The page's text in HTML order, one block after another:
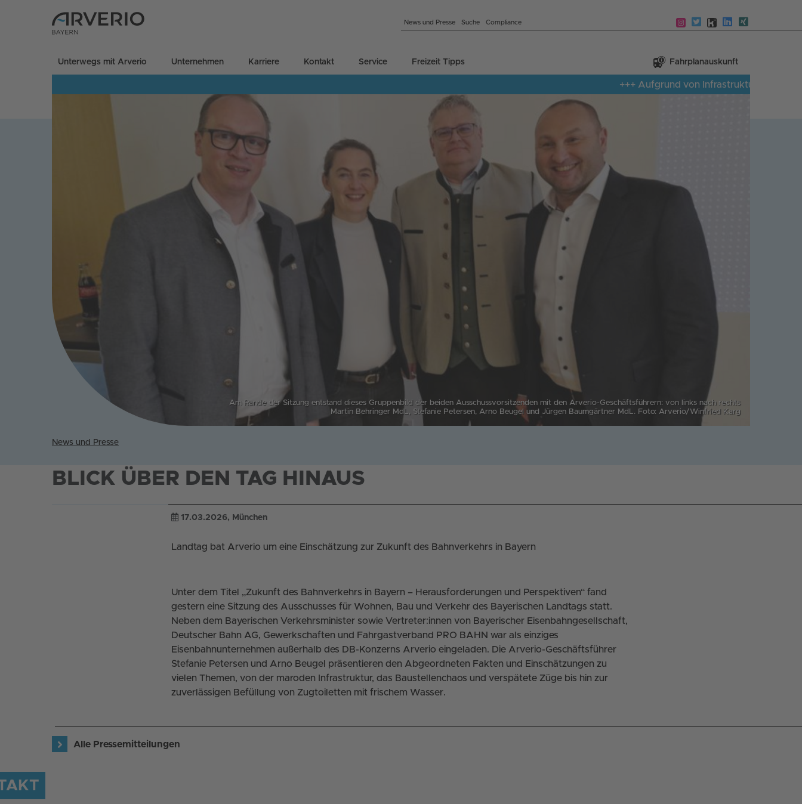
News und Presse Suche Compliance
Unterwegs mit Arverio Unternehmen Karriere Kontakt Service Freizeit Tipps Fahrplanauskunft
+++ Aufgrund von Infrastrukturmangel ist
Am Rande der Sitzung entstand dieses Gruppenbild der beiden Ausschussvorsitzenden mit den Arverio-Geschäftsführern: von links nach rechts
Martin Behringer MdL, Stefanie Petersen, Arno Beugel und Jürgen Baumgärtner MdL. Foto: Arverio/Winfried Karg
News und Presse
BLICK ÜBER DEN TAG HINAUS
17.03.2026, München
Landtag bat Arverio um eine Einschätzung zur Zukunft des Bahnverkehrs in Bayern
Unter dem Titel „Zukunft des Bahnverkehrs in Bayern – Herausforderungen und Perspektiven“ fand
gestern eine Sitzung des Ausschusses für Wohnen, Bau und Verkehr des Bayerischen Landtags statt.
Neben dem Bayerischen Verkehrsminister sowie Vertreter:innen von Bayerischer Eisenbahngesellschaft,
Deutscher Bahn AG, Gewerkschaften und Fahrgastverband PRO BAHN war als einziges
Eisenbahnunternehmen außerhalb des DB-Konzerns Arverio eingeladen. Die Arverio-Geschäftsführer
Stefanie Petersen und Arno Beugel präsentieren den Abgeordneten Fakten und Einschätzungen zu
vielen Themen, von der maroden Infrastruktur, das Baustellenchaos und verspätete Züge bis hin zur
zuverlässigen Befüllung von Zugtoiletten mit frischem Wasser.
Alle Pressemitteilungen